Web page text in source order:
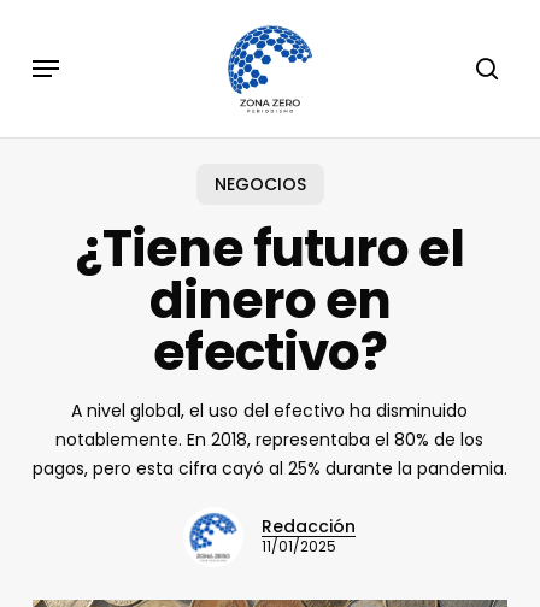
main
Menu
NEGOCIOS
¿Tiene futuro el
dinero en
efectivo?
A nivel global, el uso del efectivo ha disminuido
notablemente. En 2018, representaba el 80% de los
pagos, pero esta cifra cayó al 25% durante la pandemia.
Redacción
11/01/2025